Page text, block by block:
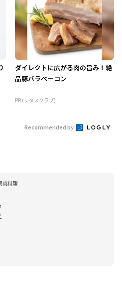
ダイレクトに広がる肉の旨み！絶
品豚バラベーコン
PR (レタスクラブ)
Recommended by
肉料理